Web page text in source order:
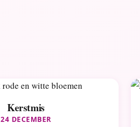
Kerstmis
24 DECEMBER